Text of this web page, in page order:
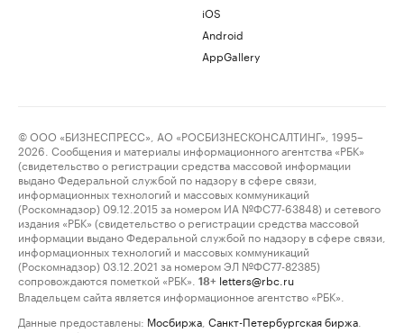
iOS
Android
AppGallery
© ООО «БИЗНЕСПРЕСС», АО «РОСБИЗНЕСКОНСАЛТИНГ», 1995–
2026. Сообщения и материалы информационного агентства «РБК»
(свидетельство о регистрации средства массовой информации
выдано Федеральной службой по надзору в сфере связи,
информационных технологий и массовых коммуникаций
(Роскомнадзор) 09.12.2015 за номером ИА №ФС77-63848) и сетевого
издания «РБК» (свидетельство о регистрации средства массовой
информации выдано Федеральной службой по надзору в сфере связи,
информационных технологий и массовых коммуникаций
(Роскомнадзор) 03.12.2021 за номером ЭЛ №ФС77-82385)
сопровождаются пометкой «РБК».
18+ letters@rbc.ru
Владельцем сайта является информационное агентство «РБК».
Данные предоставлены: Мосбиржа Санкт-Петербургская биржа